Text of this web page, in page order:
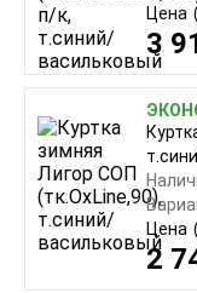
Цена
3
Цена
2